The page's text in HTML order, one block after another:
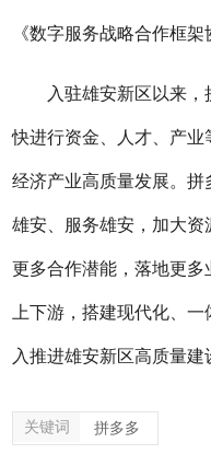
《数字服务战略合作框架
入驻雄安新区以来
快进行资金、人才、产
经济产业高质量发展。
雄安、服务雄安，加大
更多合作潜能，落地更
上下游，搭建现代化、
入推进雄安新区高质量建
关键词 拼多多